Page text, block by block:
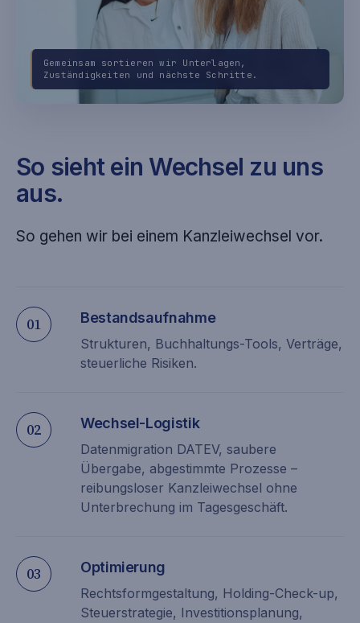
Gemeinsam sortieren wir Unterlagen,
Zuständigkeiten und nächste Schritte.
So sieht ein Wechsel zu uns
aus.
So gehen wir bei einem Kanzleiwechsel vor.
01 Bestandsaufnahme
Strukturen, Buchhaltungs-Tools, Verträge,
steuerliche Risiken.
02 Wechsel-Logistik
Datenmigration DATEV, saubere
Übergabe, abgestimmte Prozesse –
reibungsloser Kanzleiwechsel ohne
Unterbrechung im Tagesgeschäft.
03 Optimierung
Rechtsformgestaltung, Holding-Check-up,
Steuerstrategie, Investitionsplanung,